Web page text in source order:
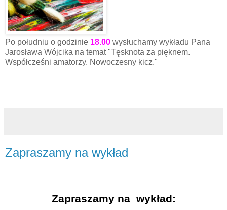
Po południu o godzinie 18.00 wysłuchamy wykładu Pana
Jarosława Wójcika na temat "Tęsknota za pięknem.
Współcześni amatorzy. Nowoczesny kicz."
Zapraszamy na wykład
Zapraszamy na wykład: